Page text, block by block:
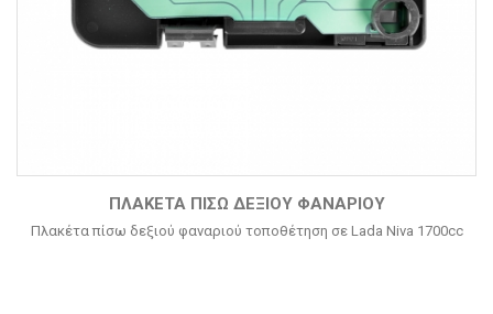
ΠΛΑΚΈΤΑ ΠΊΣΩ ΔΕΞΙΟΎ ΦΑΝΑΡΙΟΎ
Πλακέτα πίσω δεξιού φαναριού τοποθέτηση σε Lada Niva 1700cc